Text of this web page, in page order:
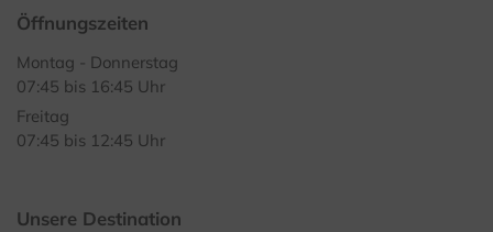
Öffnungszeiten
Montag - Donnerstag
07:45 bis 16:45 Uhr
Freitag
07:45 bis 12:45 Uhr
Unsere Destination